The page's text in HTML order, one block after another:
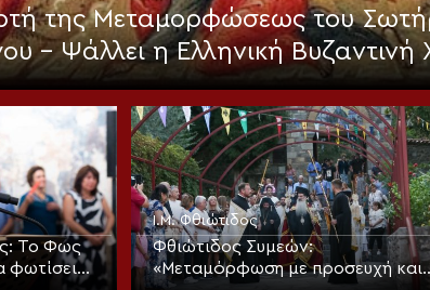
της Μεταμορφώσεως του
– Ψάλλει η Ελληνική Βυζαντινή
Το Φως
φωτίσει
Ι.Μ. Φθιώτιδος
Φθιώτιδος Συμεών:
«Μεταμόρφωση με προσευχή και